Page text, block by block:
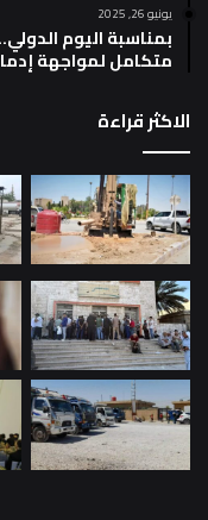
يونيو 26, 2025
بمناسبة اليوم
متكامل لمواجهة
الاكثر قراءة